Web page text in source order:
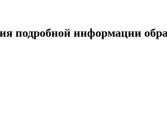
подробной информации